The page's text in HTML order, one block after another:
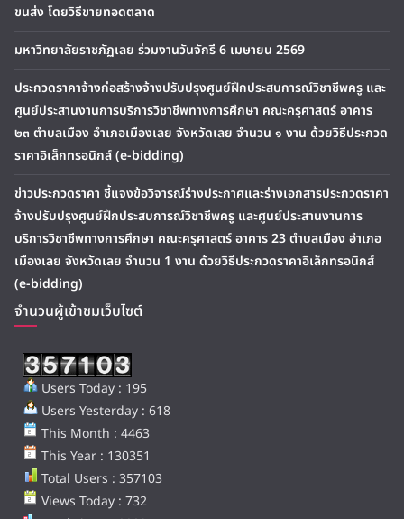
ขนส่ง โดยวิธีขายทอดตลาด
มหาวิทยาลัยราชภัฏเลย ร่วมงานวันจักรี 6 เมษายน 2569
ประกวดราคาจ้างก่อสร้างจ้างปรับปรุงศูนย์ฝึกประสบการณ์วิชาชีพครู และ
ศูนย์ประสานงานการบริการวิชาชีพทางการศึกษา คณะครุศาสตร์ อาคาร
๒๓ ตำบลเมือง อำเภอเมืองเลย จังหวัดเลย จำนวน ๑ งาน ด้วยวิธีประกวด
ราคาอิเล็กทรอนิกส์ (e-bidding)
ข่าวประกวดราคา ชี้แจงข้อวิจารณ์ร่างประกาศและร่างเอกสารประกวดราคา
จ้างปรับปรุงศูนย์ฝึกประสบการณ์วิชาชีพครู และศูนย์ประสานงานการ
บริการวิชาชีพทางการศึกษา คณะครุศาสตร์ อาคาร 23 ตำบลเมือง อำเภอ
เมืองเลย จังหวัดเลย จำนวน 1 งาน ด้วยวิธีประกวดราคาอิเล็กทรอนิกส์
(e-bidding)
จำนวนผู้เข้าชมเว็บไซต์
Users Today : 195
Users Yesterday : 618
This Month : 4463
This Year : 130351
Total Users : 357103
Views Today : 732